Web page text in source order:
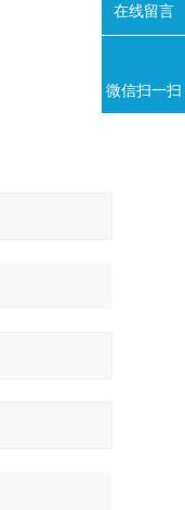
在线留言
微信扫一扫